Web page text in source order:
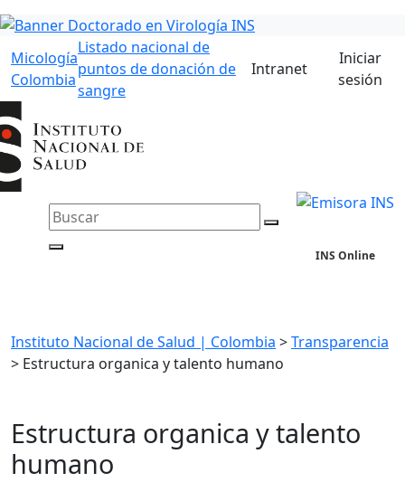
Micología
Colombia
Listado nacional de
puntos de donación de
sangre
Intranet
Iniciar
sesión
INS Online
Instituto Nacional de Salud | Colombia >Transparencia
> Estructura organica y talento humano
Estructura organica y talento
humano